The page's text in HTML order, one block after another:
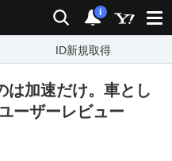
検索 通知
i
ID新規取得
は加速だけ。車とし
ーザーレビュー